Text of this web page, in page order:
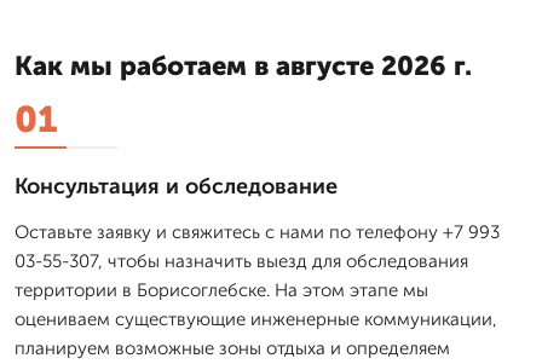
Как мы работаем в августе 2026 г.
01
Консультация и обследование
Оставьте заявку и свяжитесь с нами по телефону +7 993
03-55-307, чтобы назначить выезд для обследования
территории в Борисоглебске. На этом этапе мы
оцениваем существующие инженерные коммуникации,
планируем возможные зоны отдыха и определяем